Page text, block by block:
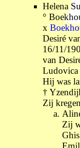
Helena
°
x
Desiré
16/11/
van
Ludovica
Hij was
†
Zij
Zij